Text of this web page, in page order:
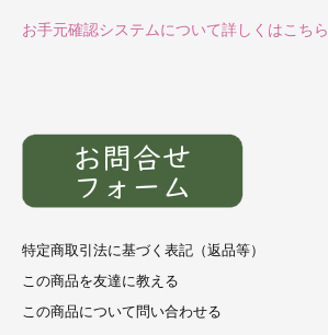
お手元確認システムについて詳しくはこちら
特定商取引法に基づく表記（返品等）
この商品を友達に教える
この商品について問い合わせる